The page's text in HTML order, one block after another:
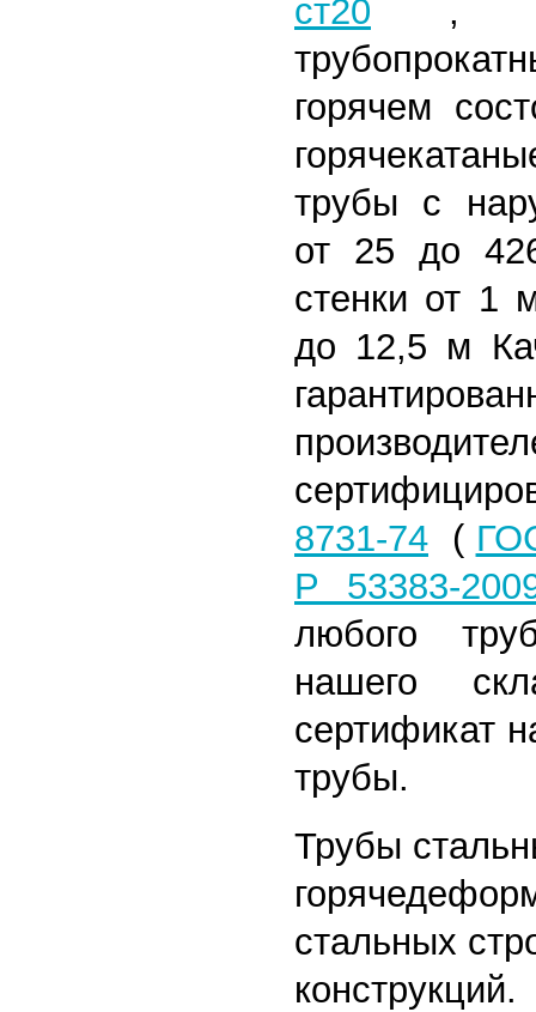
ст20 ,
горячем
трубы с
от 25 до
стенки от 1
до 12,5 м
8731-74 (
Р 53383-
любого
нашего
сертификат
трубы.
Трубы
стальных
конструкций.